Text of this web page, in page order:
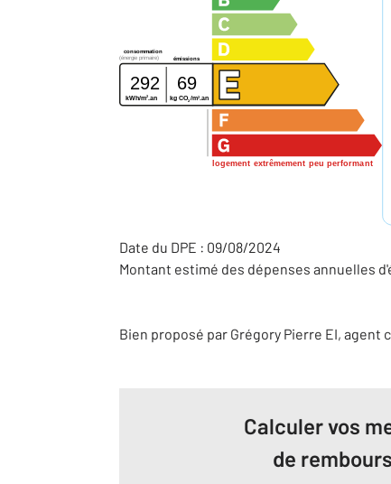
logement extrêmement peu performant
consommation
émissions
(énergie primaire)
292 69
kWh/m2 .an kg CO2/m2 .an
Date du DPE : 09/08/2024
Montant estimé des dépenses annuelles
Bien proposé par Grégory Pierre EI, agent
Calculer vos
de